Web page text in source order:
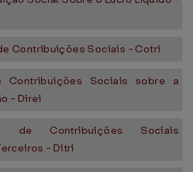
Contribuições Sociais - Cotri
Contribuições Sociais sobre a
- Direi
de Contribuições Sociais
- Ditri